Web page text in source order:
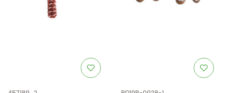
Kod produktu Kod produktu